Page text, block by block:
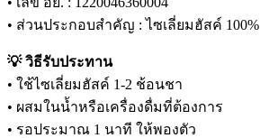
• ส่วนประกอบสำคัญ : ไซเลี่ยมฮัสค์ 100%
💡 วิธีรับประทาน
• ใช้ไซเลี่ยมฮัสค์ 1-2 ช้อนชา
• ผสมในน้ำหรือเครื่องดื่มที่ต้องการ
• รอประมาณ 1 นาที ให้พองตัว